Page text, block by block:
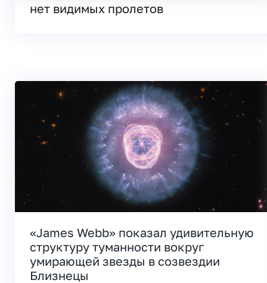
нет видимых пролетов
«James Webb» показал удивительную
структуру туманности вокруг
умирающей звезды в созвездии
Близнецы